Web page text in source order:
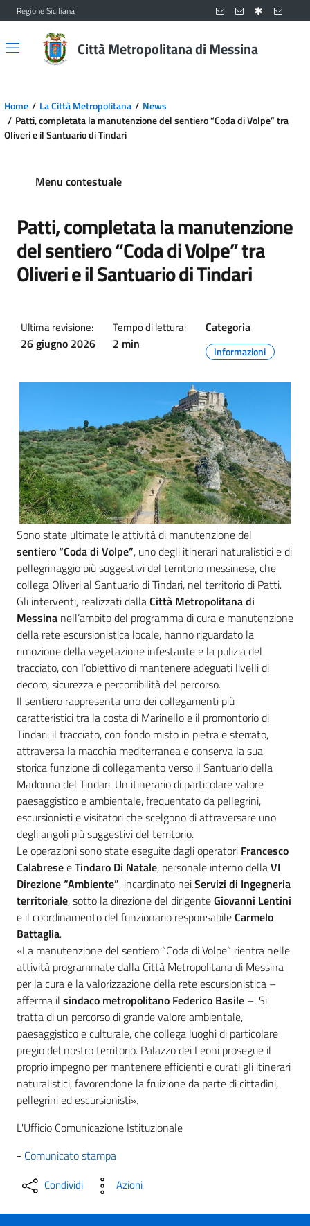
Vai al contenuto principale
Vai al menu principale
Regione Siciliana
Città Metropolitana di Messina
Home La Città Metropolitana
News
Patti, completata la manutenzione del sentiero “Coda di Volpe” tra
Oliveri e il Santuario di Tindari
Menu contestuale
Patti, completata la manutenzione
del sentiero “Coda di Volpe” tra
Oliveri e il Santuario di Tindari
Ultima revisione:
26 giugno 2026
Tempo di lettura:
2 min
Categoria
Informazioni
Sono state ultimate le attività di manutenzione del
sentiero “Coda di Volpe”, uno degli itinerari naturalistici e di
pellegrinaggio più suggestivi del territorio messinese, che
collega Oliveri al Santuario di Tindari, nel territorio di Patti.
Gli interventi, realizzati dallaCittà Metropolitana di
Messina nell’ambito del programma di cura e manutenzione
della rete escursionistica locale, hanno riguardato la
rimozione della vegetazione infestante e la pulizia del
tracciato, con l’obiettivo di mantenere adeguati livelli di
decoro, sicurezza e percorribilità del percorso.
Il sentiero rappresenta uno dei collegamenti più
caratteristici tra la costa di Marinello e il promontorio di
Tindari: il tracciato, con fondo misto in pietra e sterrato,
attraversa la macchia mediterranea e conserva la sua
storica funzione di collegamento verso il Santuario della
Madonna del Tindari. Un itinerario di particolare valore
paesaggistico e ambientale, frequentato da pellegrini,
escursionisti e visitatori che scelgono di attraversare uno
degli angoli più suggestivi del territorio.
Le operazioni sono state eseguite dagli operatori Francesco
CalabreseeTindaro Di Natale, personale interno dellaVI
Direzione “Ambiente”, incardinato neiServizi di Ingegneria
territoriale, sotto la direzione del dirigenteGiovanni Lentini
e il coordinamento del funzionario responsabileCarmelo
Battaglia.
«La manutenzione del sentiero “Coda di Volpe” rientra nelle
attività programmate dalla Città Metropolitana di Messina
per la cura e la valorizzazione della rete escursionistica –
afferma il sindaco metropolitano Federico Basile –. Si
tratta di un percorso di grande valore ambientale,
paesaggistico e culturale, che collega luoghi di particolare
pregio del nostro territorio. Palazzo dei Leoni prosegue il
proprio impegno per mantenere efficienti e curati gli itinerari
naturalistici, favorendone la fruizione da parte di cittadini,
pellegrini ed escursionisti».
L'Ufficio Comunicazione Istituzionale
- Comunicato stampa
Condividi Azioni